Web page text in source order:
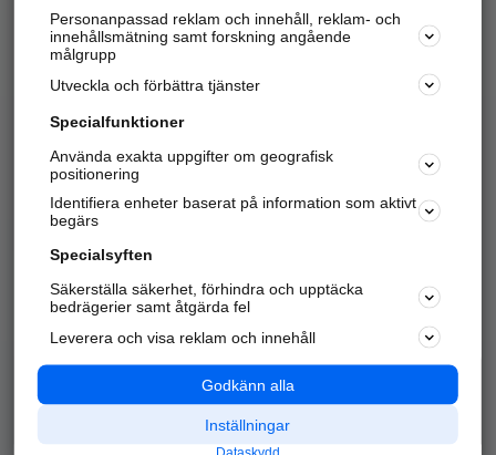
Hitta telefonnummer, adresser, företagsinfo mm.
Marknadsför företaget
Kom igång och annonsera mot
samarbetspartners nära dig.
Alla kategorier
Populära sökningar
API & Kartor
Annonsera
Integritet
Nödnummer
Personanpassad reklam och innehåll, reklam- och
innehållsmätning samt forskning angående
målgrupp
Utveckla och förbättra tjänster
Specialfunktioner
Använda exakta uppgifter om geografisk
positionering
Identifiera enheter baserat på information som aktivt
begärs
Specialsyften
Säkerställa säkerhet, förhindra och upptäcka
bedrägerier samt åtgärda fel
Leverera och visa reklam och innehåll
Godkänn alla
Inställningar
Dataskydd